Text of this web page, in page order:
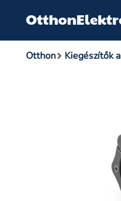
Otthon Kiegészítők